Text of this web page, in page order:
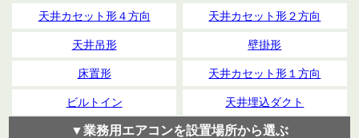
天井カセット形４方向 天井カセット形２方向
天井吊形 壁掛形
床置形 天井カセット形１方向
ビルトイン 天井埋込ダクト
▼業務用エアコンを設置場所から選ぶ